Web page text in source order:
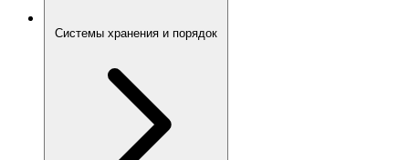
Системы хранения и порядок